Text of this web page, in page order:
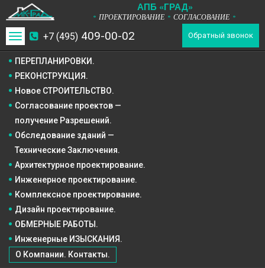
АПБ «ГРАД»
* ПРОЕКТИРОВАНИЕ * СОГЛАСОВАНИЕ *
+7 (495) 409-00-02 Обратный звонок
Toggle
navigation
ПЕРЕПЛАНИРОВКИ.
РЕКОНСТРУКЦИЯ.
Новое СТРОИТЕЛЬСТВО.
ОБМЕРНЫЕ РАБОТЫ.
Инженерные ИЗЫСКАНИЯ.
О Компании. Контакты.
Согласование проектов —
получение Разрешений.
Обследование зданий —
Технические Заключения.
Архитектурное проектирование.
Инженерное проектирование.
Комплексное проектирование.
Дизайн проектирование.